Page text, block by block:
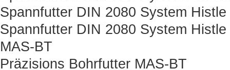
Spannfutter DIN 2080 System
Spannfutter DIN 2080 System
MAS-BT
Präzisions Bohrfutter MAS-BT